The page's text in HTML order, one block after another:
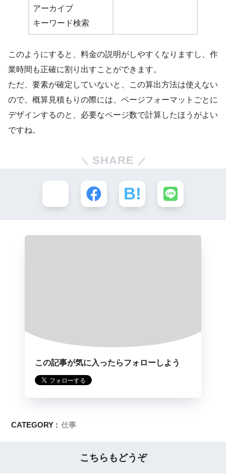
アーカイブ
キーワード検索
このようにすると、料金の説明がしやすくなりますし、作
業時間も正確に割り出すことができます。
ただ、要素が確定していないと、この算出方法は使えない
ので、概算見積もりの際には、ページフォーマットごとに
デザインするのと、必要なページ数で計算したほうがよい
ですね。
SHARE
この記事が気に入ったらフォローしよう
CATEGORY : 仕事
こちらもどうぞ